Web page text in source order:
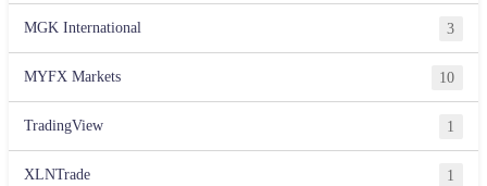
MGK International 3
MYFX Markets 10
TradingView 1
XLNTrade 1